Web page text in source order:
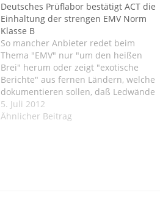
Deutsches Prüflabor bestätigt ACT die
Einhaltung der strengen EMV Norm
Klasse B
So mancher Anbieter redet beim
Thema "EMV" nur "um den heißen
Brei" herum oder zeigt "exotische
Berichte" aus fernen Ländern, welche
dokumentieren sollen, daß Ledwände
seines meist asiatischen Lieferanten
europäische Normen erfüllen. ACT als
5. Juli 2012
Ähnlicher Beitrag